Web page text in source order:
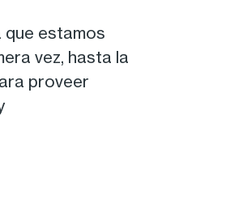
estamos
vez, hasta la
proveer